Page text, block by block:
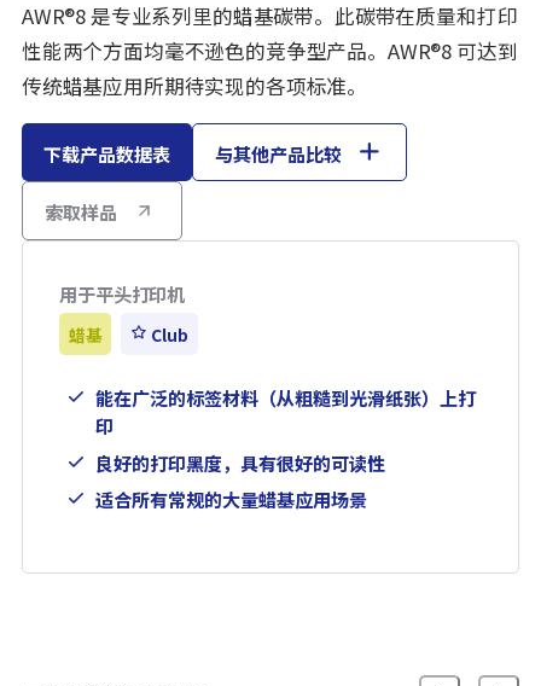
AWR®8 是专业系列里的蜡基碳带。此碳带在质量和打印
性能两个方面均毫不逊色的竞争型产品。AWR®8 可达到
传统蜡基应用所期待实现的各项标准。
下载产品数据表 与其他产品比较
索取样品
用于平头打印机
蜡基 Club
能在广泛的标签材料（从粗糙到光滑纸张）上打
印
良好的打印黑度，具有很好的可读性
适合所有常规的大量蜡基应用场景